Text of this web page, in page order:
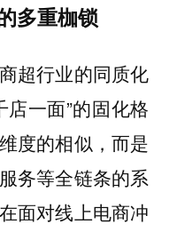
多重枷锁
超行业的同质化
一面”的固化格
度的相似，而是
务等全链条的系
面对线上电商冲